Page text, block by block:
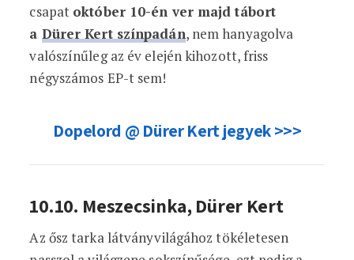
csapat október 10-én ver majd tábort
a Dürer Kert színpadán, nem hanyagolva
valószínűleg az év elején kihozott, friss
négyszámos EP-t sem!
Dopelord @ Dürer Kert jegyek >>>
10.10. Meszecsinka, Dürer Kert
Az ősz tarka látványvilágához tökéletesen